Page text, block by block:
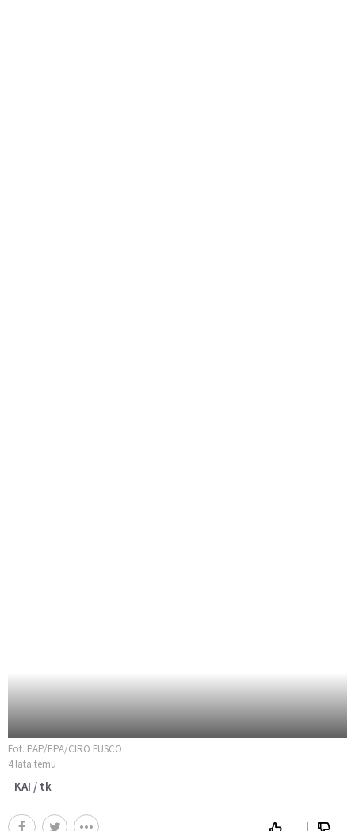
Fot. PAP/EPA/CIRO FUSCO
4 lata temu
KAI / tk